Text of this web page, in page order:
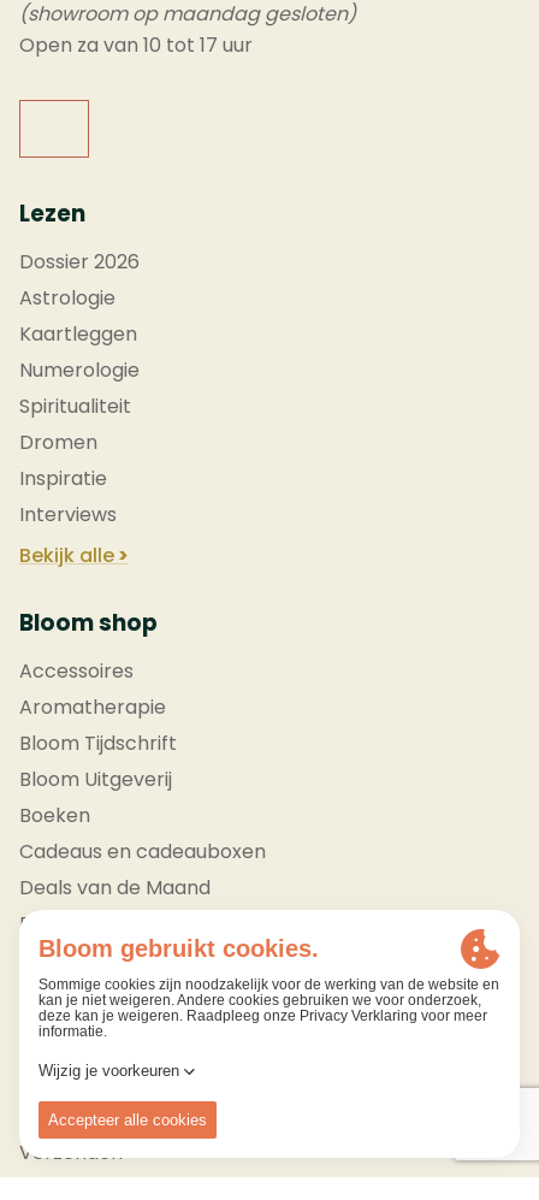
(showroom op maandag gesloten)
Open za van 10 tot 17 uur
Lezen
Dossier 2026
Astrologie
Kaartleggen
Numerologie
Spiritualiteit
Dromen
Inspiratie
Interviews
Bekijk alle
Bloom shop
Accessoires
Aromatherapie
Bloom Tijdschrift
Bloom Uitgeverij
Boeken
Cadeaus en cadeauboxen
Deals van de Maand
Edelstenen en mineralen
Bekijk alle
Klantendienst
Bestellen
Betalen
Verzenden